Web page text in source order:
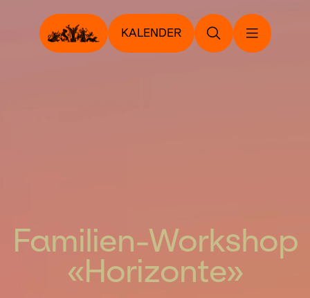
KALENDER
Familien-Workshop
«Horizonte»